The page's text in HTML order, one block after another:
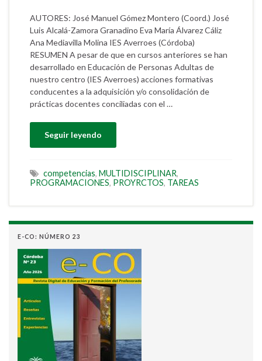
AUTORES: José Manuel Gómez Montero (Coord.) José
Luis Alcalá-Zamora Granadino Eva María Álvarez Cáliz
Ana Mediavilla Molina IES Averroes (Córdoba)
RESUMEN A pesar de que en cursos anteriores se han
desarrollado en Educación de Personas Adultas de
nuestro centro (IES Averroes) acciones formativas
conducentes a la adquisición y/o consolidación de
prácticas docentes conciliadas con el …
Seguir leyendo
competencias, MULTIDISCIPLINAR,
PROGRAMACIONES, PROYRCTOS, TAREAS
E-CO: NÚMERO 23